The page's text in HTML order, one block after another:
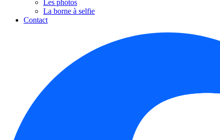
Les photos
La borne à selfie
Contact